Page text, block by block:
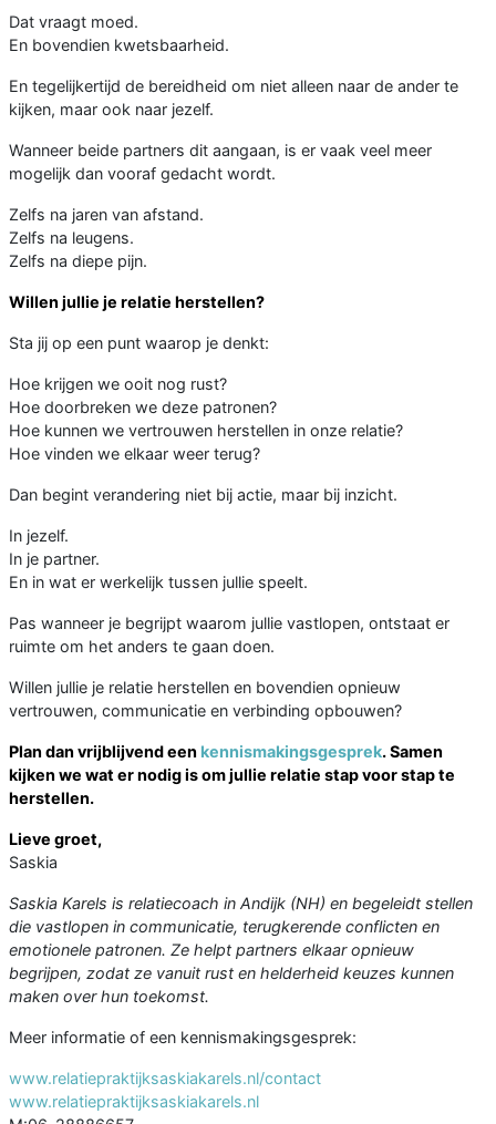
Dat vraagt moed.
En bovendien kwetsbaarheid.
En tegelijkertijd de bereidheid om niet alleen naar de ander te
kijken, maar ook naar jezelf.
Wanneer beide partners dit aangaan, is er vaak veel meer
mogelijk dan vooraf gedacht wordt.
Zelfs na jaren van afstand.
Zelfs na leugens.
Zelfs na diepe pijn.
Willen jullie je relatie herstellen?
Sta jij op een punt waarop je denkt:
Hoe krijgen we ooit nog rust?
Hoe doorbreken we deze patronen?
Hoe kunnen we vertrouwen herstellen in onze relatie?
Hoe vinden we elkaar weer terug?
Dan begint verandering niet bij actie, maar bij inzicht.
In jezelf.
In je partner.
En in wat er werkelijk tussen jullie speelt.
Pas wanneer je begrijpt waarom jullie vastlopen, ontstaat er
ruimte om het anders te gaan doen.
Willen jullie je relatie herstellen en bovendien opnieuw
vertrouwen, communicatie en verbinding opbouwen?
Plan dan vrijblijvend een kennismakingsgesprek. Samen
kijken we wat er nodig is om jullie relatie stap voor stap te
herstellen.
Lieve groet,
Saskia
Saskia Karels is relatiecoach in Andijk (NH) en begeleidt stellen
die vastlopen in communicatie, terugkerende conflicten en
emotionele patronen. Ze helpt partners elkaar opnieuw
begrijpen, zodat ze vanuit rust en helderheid keuzes kunnen
maken over hun toekomst.
Meer informatie of een kennismakingsgesprek:
www.relatiepraktijksaskiakarels.nl/contact
www.relatiepraktijksaskiakarels.nl